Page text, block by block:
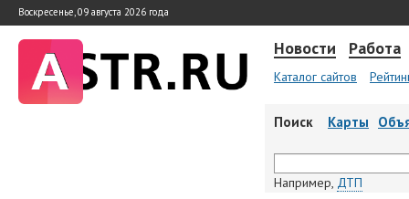
Воскресенье, 09 августа 2026 года
Новости Работа
Каталог сайтов
Поиск Карты
Например, ДТП